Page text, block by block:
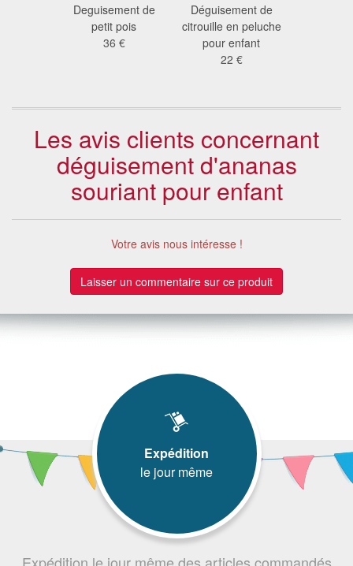
Deguisement de
petit pois
36 €
Déguisement de
citrouille en peluche
pour enfant
22 €
Les avis clients concernant
déguisement d'ananas
souriant pour enfant
Votre avis nous intéresse !
Laisser un commentaire sur ce produit
Expédition
le jour même
Expédition le jour même des articles commandés